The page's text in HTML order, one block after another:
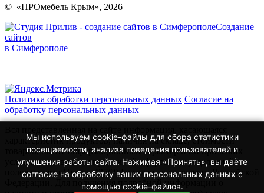
© «ПРОмебель Крым», 2026
Создание
сайтов
в Симферополе
Политика обработки персональных данных Согласие на
обработку персональных данных
характеристик продуктов, наличия на складе, стоимости
товаров, носит информационный характер и ни при каких
условиях не является публичной офертой, определяемой
положениями Статьи 437(2) Гражданского кодекса Российской
Федерации. Для получения подробной информации о
Мы используем cookie-файлы для сбора статистики
посещаемости, анализа поведения пользователей и
улучшения работы сайта. Нажимая «Принять», вы даёте
согласие на обработку ваших персональных данных с
помощью cookie-файлов.